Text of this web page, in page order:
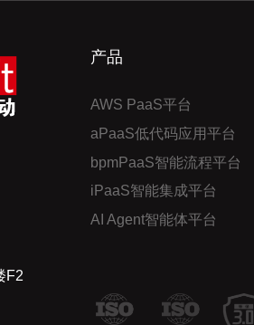
F2
产品
AWS PaaS平台
aPaaS低代码应用平台
bpmPaaS智能流程平台
iPaaS智能集成平台
AI Agent智能体平台